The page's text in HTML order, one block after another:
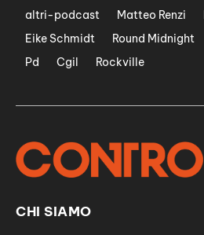
altri-podcast
Matteo Renzi
Eike Schmidt
Round Midnight
Pd
Cgil Rockville
CHI SIAMO